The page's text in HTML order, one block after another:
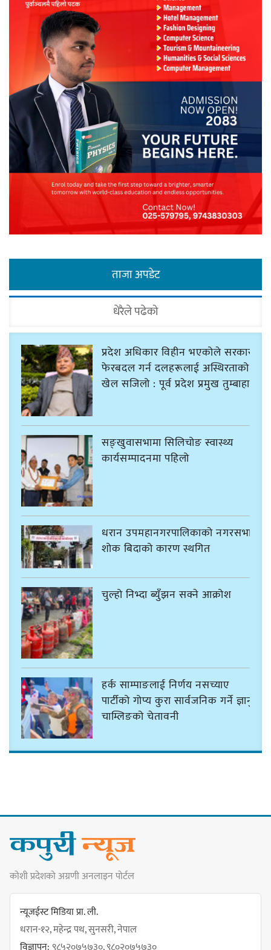
ताजा अपडेट
धेरैले पढेको
प्रदेश अधिकार विहीन भएकोले सरकार
फेरबदल गर्न दलहरूलाई अस्थिरताको
खेल सजिलो : पूर्व प्रदेश प्रमुख तुम्बाहाङ
सङ्खुवासभामा सिलिचोङ स्वास्थ्य
कार्यसम्पादनमा पहिलो
धरान उपमहानगरपालिकाको नगरसभा
शोक बिदाको कारण स्थगित
चुल्हो निभ्दा ब्युँझन सक्ने आक्रोश
हर्क साम्पाङलाई निर्णय नसच्याए
पार्टीको गोप्य कुरा सार्वजनिक गर्ने ज्ञानु
चाम्लिङको चेतावनी
नयाँ सेउती पूल नजिक दुर्घटनाको
जोखिमको ट्राफिक सचेतना गराउँदै
सिलाम साक्मा
कोशी प्रदेशको अग्रणी अनलाइन पोर्टल
न्यूजईस्ट मिडिया प्रा. ली.
धरान-१२, महेन्द्र पथ, सुनसरी, नेपाल